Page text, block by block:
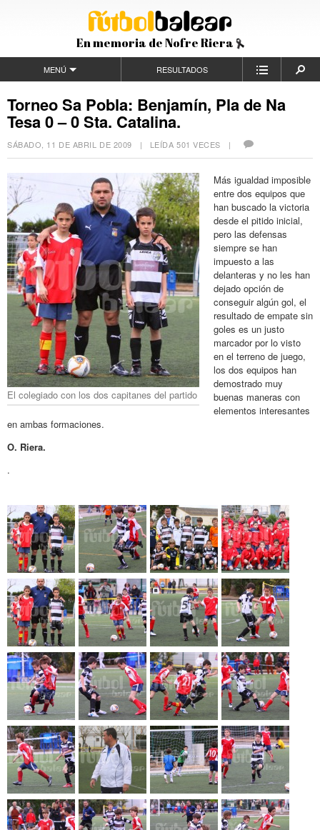
En memoria de Nofre Riera
MENÚ RESULTADOS
Torneo Sa Pobla: Benjamín, Pla de Na
Tesa 0 – 0 Sta. Catalina.
SÁBADO, 11 DE ABRIL DE 2009 | LEÍDA 501 VECES |
El colegiado con los dos capitanes del partido
Más igualdad imposible
entre dos equipos que
han buscado la victoria
desde el pitido inicial,
pero las defensas
siempre se han
impuesto a las
delanteras y no les han
dejado opción de
conseguir algún gol, el
resultado de empate sin
goles es un justo
marcador por lo visto
en el terreno de juego,
los dos equipos han
demostrado muy
buenas maneras con
elementos interesantes
en ambas formaciones.
O. Riera.
.